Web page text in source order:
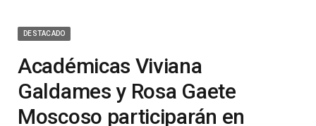
DESTACADO
Académicas Viviana
Galdames y Rosa Gaete
Moscoso participarán en